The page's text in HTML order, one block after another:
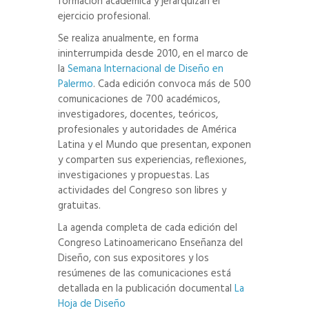
ejercicio profesional.
Se realiza anualmente, en forma
ininterrumpida desde 2010, en el marco de
la Semana Internacional de Diseño en
Palermo. Cada edición convoca más de 500
comunicaciones de 700 académicos,
investigadores, docentes, teóricos,
profesionales y autoridades de América
Latina y el Mundo que presentan, exponen
y comparten sus experiencias, reflexiones,
investigaciones y propuestas. Las
actividades del Congreso son libres y
gratuitas.
La agenda completa de cada edición del
Congreso Latinoamericano Enseñanza del
Diseño, con sus expositores y los
resúmenes de las comunicaciones está
detallada en la publicación documental La
Hoja de Diseño